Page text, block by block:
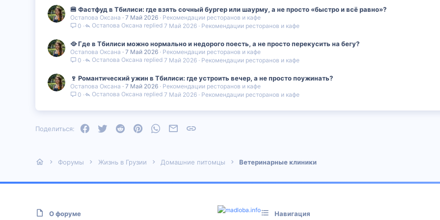
🍔 Фастфуд в Тбилиси: где взять сочный бургер или шаурму, а не просто «быстро и всё равно»?
Остапова Оксана 7 Май 2026
Рекомендации ресторанов и кафе
0
Рекомендации ресторанов и кафе
7 Май 2026
Остапова Оксана
🥘 Где в Тбилиси можно нормально и недорого поесть, а не просто перекусить на бегу?
Остапова Оксана 7 Май 2026
Рекомендации ресторанов и кафе
0
Рекомендации ресторанов и кафе
7 Май 2026
Остапова Оксана
🍷 Романтический ужин в Тбилиси: где устроить вечер, а не просто поужинать?
Остапова Оксана 7 Май 2026
Рекомендации ресторанов и кафе
0
Рекомендации ресторанов и кафе
7 Май 2026
Остапова Оксана
Поделиться: Facebook
Twitter Reddit PinterestWhatsAppЭлектронная почта
Форумы Жизнь в Грузии Домашние питомцы Ветеринарные клиники
О форуме Навигация